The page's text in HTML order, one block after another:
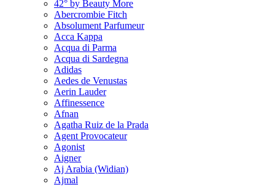
42° by Beauty More
Abercrombie Fitch
Absolument Parfumeur
Acca Kappa
Acqua di Parma
Acqua di Sardegna
Adidas
Aedes de Venustas
Aerin Lauder
Affinessence
Afnan
Agatha Ruiz de la Prada
Agent Provocateur
Agonist
Aigner
Aj Arabia (Widian)
Ajmal